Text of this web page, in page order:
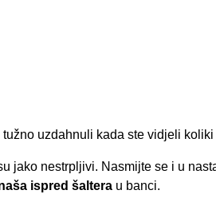
uzdahnuli kada ste vidjeli
jako nestrpljivi. Nasmijte se i u
ispred šaltera u banci.